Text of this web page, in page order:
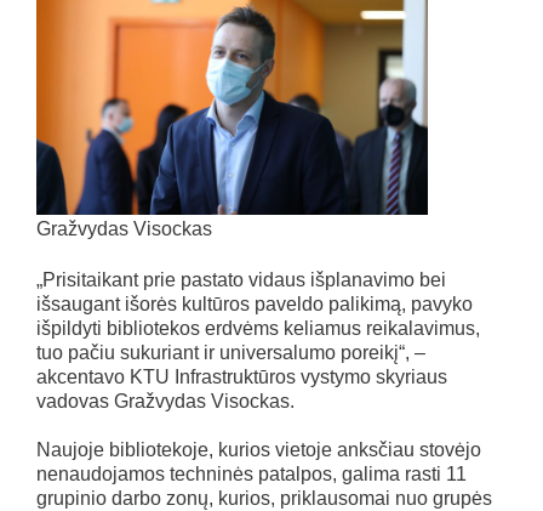
Gražvydas Visockas
„Prisitaikant prie pastato vidaus išplanavimo bei
išsaugant išorės kultūros paveldo palikimą, pavyko
išpildyti bibliotekos erdvėms keliamus reikalavimus,
tuo pačiu sukuriant ir universalumo poreikį“, –
akcentavo KTU Infrastruktūros vystymo skyriaus
vadovas Gražvydas Visockas.
Naujoje bibliotekoje, kurios vietoje anksčiau stovėjo
nenaudojamos techninės patalpos, galima rasti 11
grupinio darbo zonų, kurios, priklausomai nuo grupės